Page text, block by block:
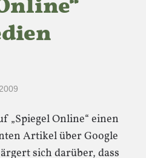
„Spiegel Online“ einen
Artikel über Google
sich darüber, dass